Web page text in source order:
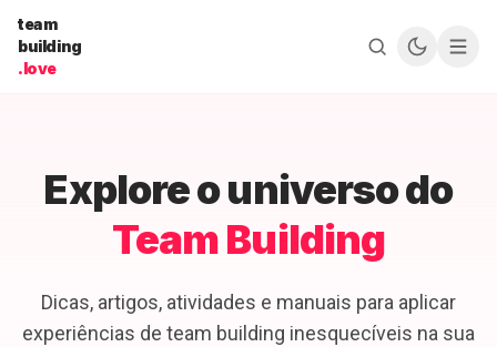
team
building
.love
Explore o universo do
Team Building
Dicas, artigos, atividades e manuais para aplicar
experiências de team building inesquecíveis na sua